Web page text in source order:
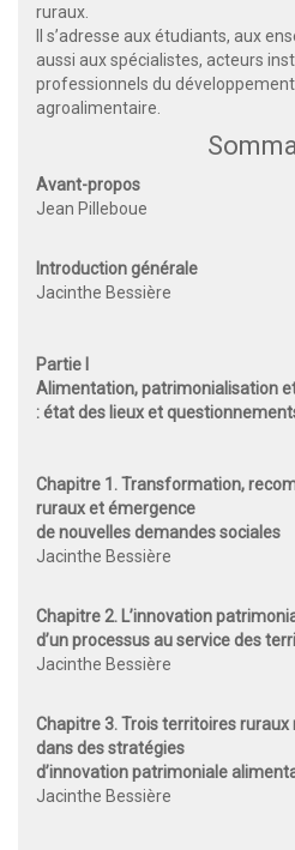
ruraux.
Il s’adresse aux étudiants, aux
aussi aux spécialistes, acteurs
professionnels du
agroalimentaire.
Avant-propos
Jean Pilleboue
Introduction générale
Jacinthe Bessière
Partie I
Alimentation, patrimonialisation
:état des lieux et
Chapitre 1. Transformation,
ruraux et émergence
de nouvelles demandes sociales
Jacinthe Bessière
Chapitre 2. L’innovation
d’un processus au service des
Jacinthe Bessière
Chapitre 3. Trois territoires
dans des stratégies
d’innovation patrimoniale
Jacinthe Bessière